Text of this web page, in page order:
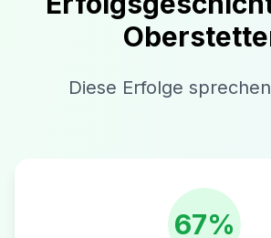
Diese Erfolge
67%